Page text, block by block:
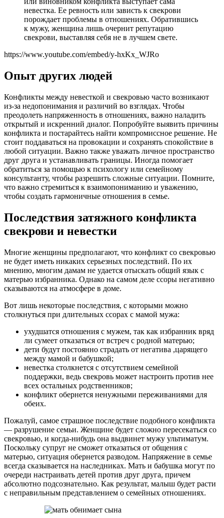
невестка. Ее ревность или зависть к свекрови
порождает проблемы в отношениях. Обратившись
к мужу, женщина лишь очернит репутацию
свекрови, выставляя себя не в лучшем свете.
https://www.youtube.com/embed/y-hxKx_WJRo
Опыт других людей
Конфликты между невесткой и свекровью часто возникают
из-за недопонимания и различий во взглядах. Чтобы
преодолеть напряженность в отношениях, важно наладить
открытый и искренний диалог. Попробуйте выявить причины
конфликта и постарайтесь найти компромиссное решение. Не
стоит поддаваться на провокации и сохранять спокойствие в
любой ситуации. Важно также уважать личное пространство
друг друга и устанавливать границы. Иногда помогает
обратиться за помощью к психологу или семейному
консультанту, чтобы разрешить сложные ситуации. Помните,
что важно стремиться к взаимопониманию и уважению,
чтобы создать гармоничные отношения в семье.
Последствия затяжного конфликта
свекрови и невестки
Многие женщины предполагают, что конфликт со свекровью
не будет иметь никаких серьезных последствий. По их
мнению, многим дамам не удается отыскать общий язык с
матерью избранника. Однако на самом деле ссоры негативно
сказываются на атмосфере в доме.
Вот лишь некоторые последствия, с которыми можно
столкнуться при длительных ссорах с мамой мужа:
ухудшатся отношения с мужем, так как избранник вряд
ли сумеет отказаться от встреч с родной матерью;
дети будут постоянно страдать от негатива ,царящего
между мамой и бабушкой;
невестка столкнется с отсутствием семейной
поддержки, ведь свекровь может настроить против нее
всех остальных родственников;
конфликт обернется ненужными переживаниями для
обеих.
Пожалуй, самое страшное последствие подобного конфликта
— разрушение семьи. Женщине будет сложно пересекаться со
свекровью, и когда-нибудь она выдвинет мужу ультиматум.
Поскольку супруг не сможет отказаться от общения с
матерью, ситуация обернется разводом. Напряжение в семье
всегда сказывается на наследниках. Мать и бабушка могут по
очереди настраивать детей против друг друга, причем
абсолютно подсознательно. Как результат, малыш будет расти
с неправильным представлением о семейных отношениях.